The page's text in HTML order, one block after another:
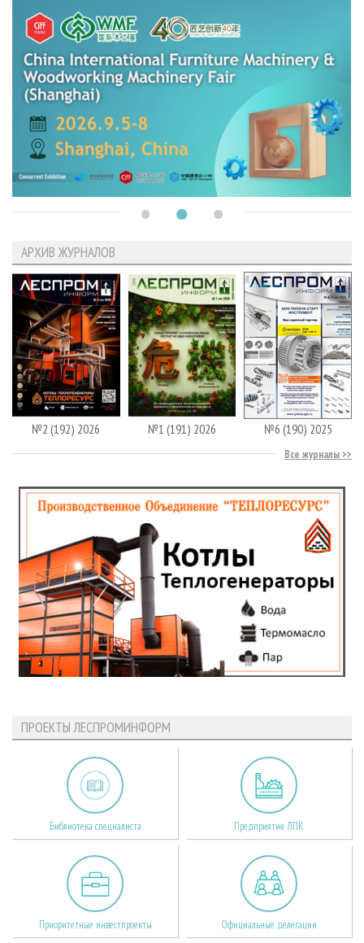
АРХИВ ЖУРНАЛОВ
№2 (192) 2026 №1 (191) 2026 №6 (190) 2025
Все журналы
ПРОЕКТЫ ЛЕСПРОМИНФОРМ
Библиотека специалиста Предприятия ЛПК
Приоритетные инвестпроекты Официальные делегации